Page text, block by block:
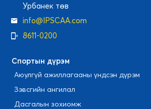
Урбанек төв
info@IPSCAA.com
8611-0200
Спортын дүрэм
Аюулгүй ажиллагааны үндсэн дүрэм
Зэвсгийн ангилал
Дасгалын зохиомж